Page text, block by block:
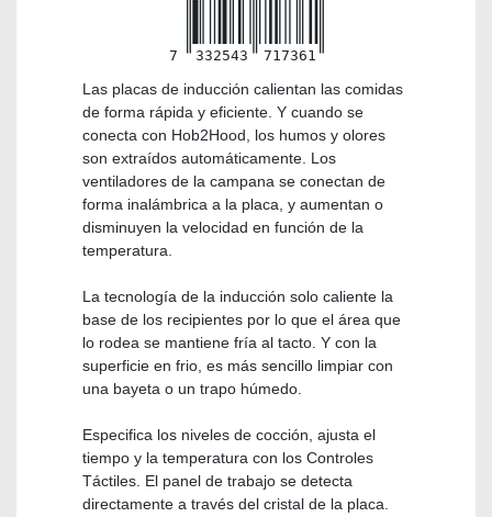
7 332543 717361
Las placas de inducción calientan las comidas
de forma rápida y eficiente. Y cuando se
conecta con Hob2Hood, los humos y olores
son extraídos automáticamente. Los
ventiladores de la campana se conectan de
forma inalámbrica a la placa, y aumentan o
disminuyen la velocidad en función de la
temperatura.
La tecnología de la inducción solo caliente la
base de los recipientes por lo que el área que
lo rodea se mantiene fría al tacto. Y con la
superficie en frio, es más sencillo limpiar con
una bayeta o un trapo húmedo.
Especifica los niveles de cocción, ajusta el
tiempo y la temperatura con los Controles
Táctiles. El panel de trabajo se detecta
directamente a través del cristal de la placa.